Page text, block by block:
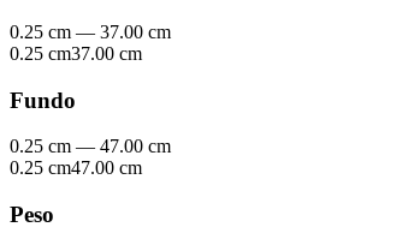
0.25 cm — 37.00 cm
0.25 cm37.00 cm
Fundo
0.25 cm — 47.00 cm
0.25 cm47.00 cm
Peso